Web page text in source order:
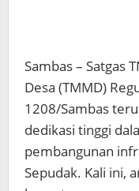
Sambas – Satgas
Desa (TMMD)
1208/Sambas
dedikasi tinggi
pembangunan
Sepudak. Kali ini,